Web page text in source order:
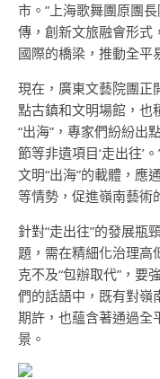
市。”上海歌舞團原團
傳，創新文旅融會形式
國際的橋梁，推動全平
現在，廣東文藝院團正
點古鎮和文明場館，也
“出海”，專家們紛紛出
節等非遺項目‘走出往’
文明“出海”的載體，應
等情勢，促進嶺南藝術
針對“走出往”的發展瓶
題，需在精細化治理高
克不及“包辦取代”，要
們的話語中，既有對嶺
期許，也蘊含著通過全
景。